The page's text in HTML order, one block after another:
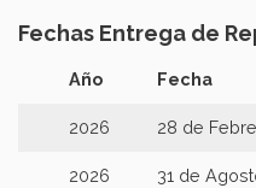
Fechas Entrega de
Año Fecha
2026 28 de
2026 31 de